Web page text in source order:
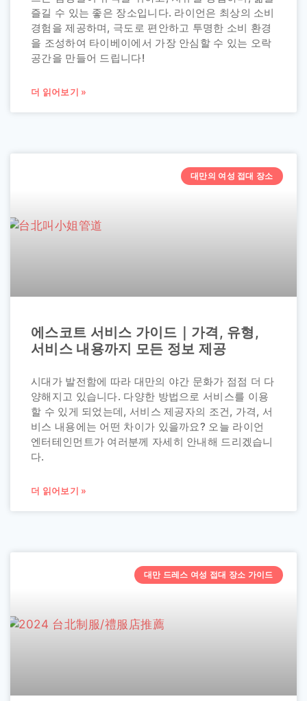
즐길 수 있는 좋은 장소입니다. 라이언은 최상의 소비
경험을 제공하며, 극도로 편안하고 투명한 소비 환경
을 조성하여 타이베이에서 가장 안심할 수 있는 오락
공간을 만들어 드립니다!
더 읽어보기 »
대만의 여성 접대 장소
에스코트 서비스 가이드｜가격, 유형,
서비스 내용까지 모든 정보 제공
시대가 발전함에 따라 대만의 야간 문화가 점점 더 다
양해지고 있습니다. 다양한 방법으로 서비스를 이용
할 수 있게 되었는데, 서비스 제공자의 조건, 가격, 서
비스 내용에는 어떤 차이가 있을까요? 오늘 라이언
엔터테인먼트가 여러분께 자세히 안내해 드리겠습니
다.
더 읽어보기 »
대만 드레스 여성 접대 장소 가이드